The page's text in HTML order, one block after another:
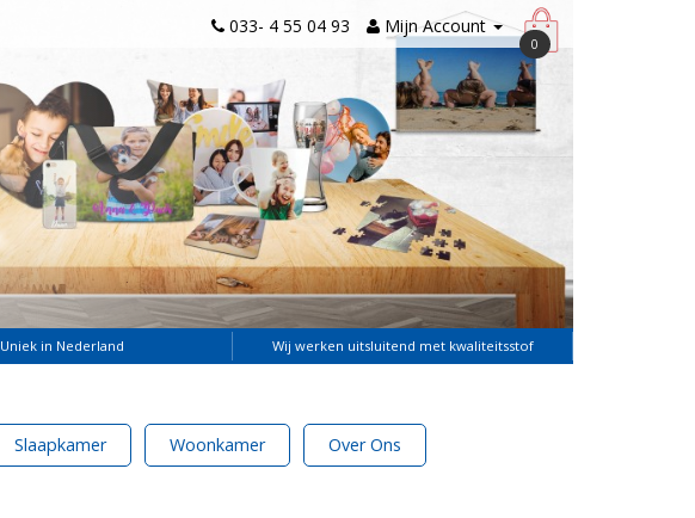
033- 4 55 04 93 Mijn Account
0
Uniek in Nederland Wij werken uitsluitend met kwaliteitsstof
Slaapkamer Woonkamer Over Ons